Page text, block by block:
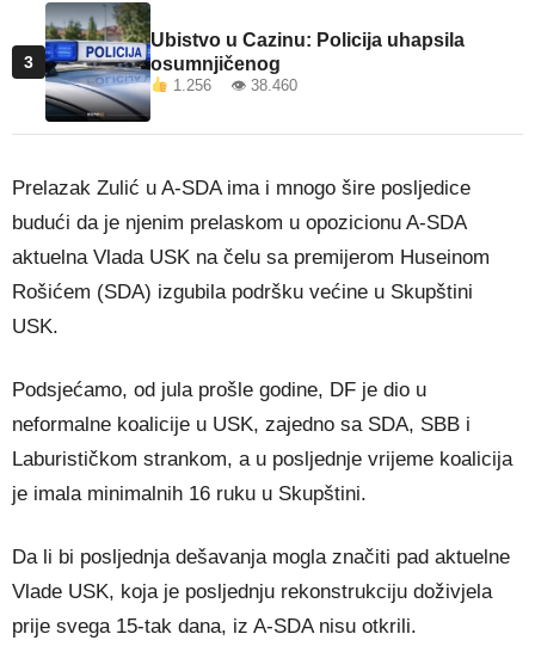
3
Ubistvo u Cazinu: Policija uhapsila
osumnjičenog
1.256 👁 38.460
Prelazak Zulić u A-SDA ima i mnogo šire posljedice
budući da je njenim prelaskom u opozicionu A-SDA
aktuelna Vlada USK na čelu sa premijerom Huseinom
Rošićem (SDA) izgubila podršku većine u Skupštini
USK.
Podsjećamo, od jula prošle godine, DF je dio u
neformalne koalicije u USK, zajedno sa SDA, SBB i
Laburističkom strankom, a u posljednje vrijeme koalicija
je imala minimalnih 16 ruku u Skupštini.
Da li bi posljednja dešavanja mogla značiti pad aktuelne
Vlade USK, koja je posljednju rekonstrukciju doživjela
prije svega 15-tak dana, iz A-SDA nisu otkrili.